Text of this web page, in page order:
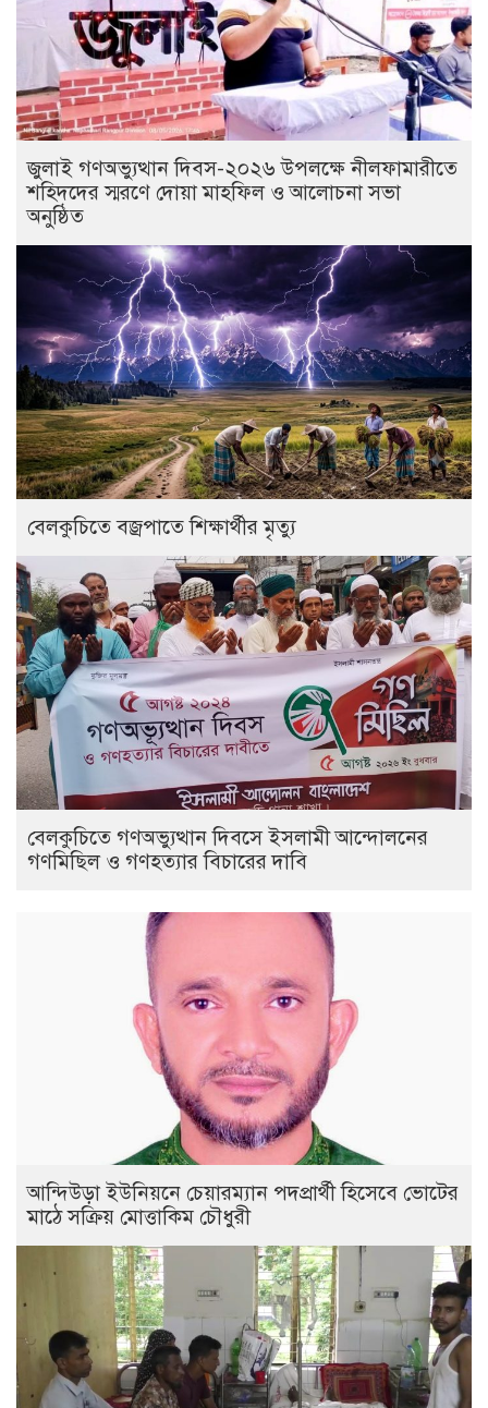
জুলাই গণঅভ্যুত্থান দিবস-২০২৬ উপলক্ষে নীলফামারীতে
শহিদদের স্মরণে দোয়া মাহফিল ও আলোচনা সভা
অনুষ্ঠিত
বেলকুচিতে বজ্রপাতে শিক্ষার্থীর মৃত্যু
বেলকুচিতে গণঅভ্যুত্থান দিবসে ইসলামী আন্দোলনের
গণমিছিল ও গণহত্যার বিচারের দাবি
আন্দিউড়া ইউনিয়নে চেয়ারম্যান পদপ্রার্থী হিসেবে ভোটের
মাঠে সক্রিয় মোত্তাকিম চৌধুরী